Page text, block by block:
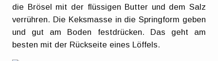
die Brösel mit der flüssigen Butter und dem Salz
verrühren. Die Keksmasse in die Springform geben
und gut am Boden festdrücken. Das geht am
besten mit der Rückseite eines Löffels.